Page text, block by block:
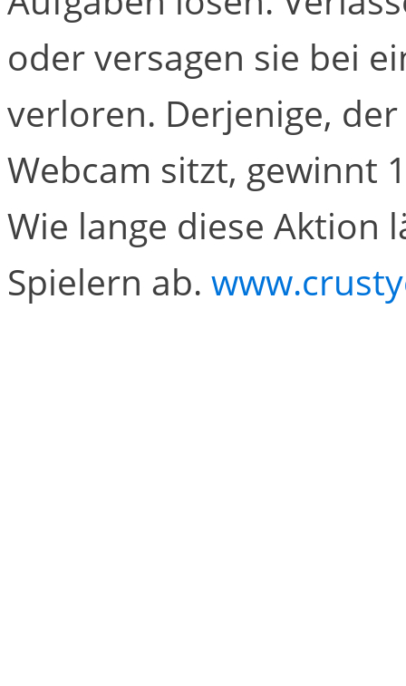
oder versagen sie bei
verloren. Derjenige,
Webcam sitzt, gewinnt
Wie lange diese Aktion
Spielern ab.